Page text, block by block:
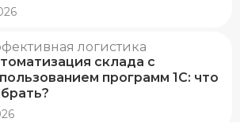
логистика
склада с
программ 1С: что